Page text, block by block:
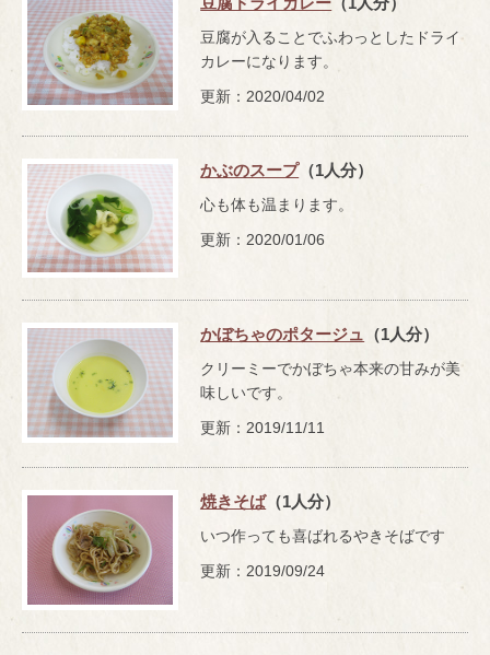
豆腐が入ることでふわっとしたドライ
カレーになります。
更新：2020/04/02
かぶのスープ（1人分）
心も体も温まります。
更新：2020/01/06
かぼちゃのポタージュ （1人分）
クリーミーでかぼちゃ本来の甘みが美
味しいです。
更新：2019/11/11
焼きそば（1人分）
いつ作っても喜ばれるやきそばです
更新：2019/09/24